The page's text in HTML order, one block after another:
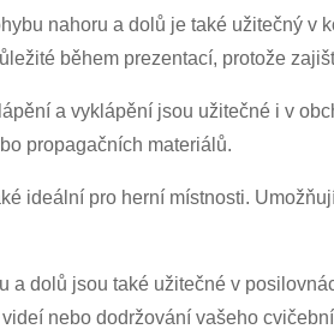
nahoru a dolů je také užitečný
během prezentací, protože
a vyklápění jsou užitečné i v
propagačních materiálů.
ideální pro herní místnosti.
dolů jsou také užitečné v
nebo dodržování vašeho